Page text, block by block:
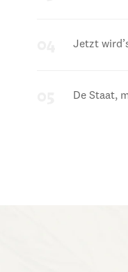
Jetzt
De Staat,